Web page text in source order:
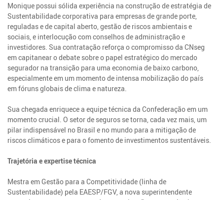
Monique possui sólida experiência na construção de estratégia de
Sustentabilidade corporativa para empresas de grande porte,
reguladas e de capital aberto, gestão de riscos ambientais e
sociais, e interlocução com conselhos de administração e
investidores. Sua contratação reforça o compromisso da CNseg
em capitanear o debate sobre o papel estratégico do mercado
segurador na transição para uma economia de baixo carbono,
especialmente em um momento de intensa mobilização do país
em fóruns globais de clima e natureza.
Sua chegada enriquece a equipe técnica da Confederação em um
momento crucial. O setor de seguros se torna, cada vez mais, um
pilar indispensável no Brasil e no mundo para a mitigação de
riscos climáticos e para o fomento de investimentos sustentáveis.
Trajetória e expertise técnica
Mestra em Gestão para a Competitividade (linha de
Sustentabilidade) pela EAESP/FGV, a nova superintendente